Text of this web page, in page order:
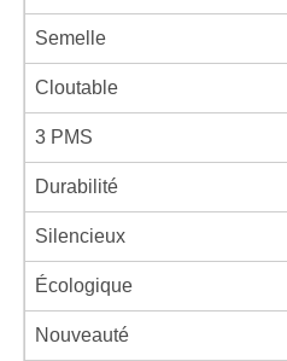
Semelle
Cloutable
3 PMS
Durabilité
Silencieux
Écologique
Nouveauté